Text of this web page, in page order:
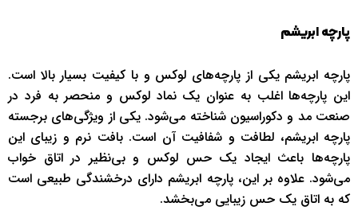
پارچه ابریشم
پارچه ابریشم یکی از پارچه‌های لوکس و با کیفیت بسیار بالا است.
این پارچه‌ها اغلب به عنوان یک نماد لوکس و منحصر به فرد در
صنعت مد و دکوراسیون شناخته می‌شود. یکی از ویژگی‌های برجسته
پارچه ابریشم، لطافت و شفافیت آن است. بافت نرم و زیبای این
پارچه‌ها باعث ایجاد یک حس لوکس و بی‌نظیر در اتاق خواب
می‌شود. علاوه بر این، پارچه ابریشم دارای درخشندگی طبیعی است
که به اتاق یک حس زیبایی می‌بخشد.